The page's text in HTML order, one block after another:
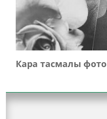
Кара тасмалы фото